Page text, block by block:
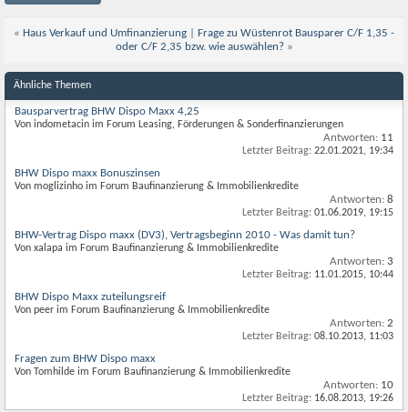
« Haus Verkauf und Umfinanzierung
Frage zu Wüstenrot Bausparer C/F 1,35 -
oder C/F 2,35 bzw. wie auswählen? »
Ähnliche Themen
Bausparvertrag BHW Dispo Maxx 4,25
Von indometacin im Forum Leasing, Förderungen & Sonderfinanzierungen
Antworten: 11
Letzter Beitrag: 22.01.2021, 19:34
BHW Dispo maxx Bonuszinsen
Von moglizinho im Forum Baufinanzierung & Immobilienkredite
Antworten: 8
Letzter Beitrag: 01.06.2019, 19:15
BHW-Vertrag Dispo maxx (DV3), Vertragsbeginn 2010 - Was damit tun?
Von xalapa im Forum Baufinanzierung & Immobilienkredite
Antworten: 3
Letzter Beitrag: 11.01.2015, 10:44
BHW Dispo Maxx zuteilungsreif
Von peer im Forum Baufinanzierung & Immobilienkredite
Antworten: 2
Letzter Beitrag: 08.10.2013, 11:03
Fragen zum BHW Dispo maxx
Von Tomhilde im Forum Baufinanzierung & Immobilienkredite
Antworten: 10
Letzter Beitrag: 16.08.2013, 19:26